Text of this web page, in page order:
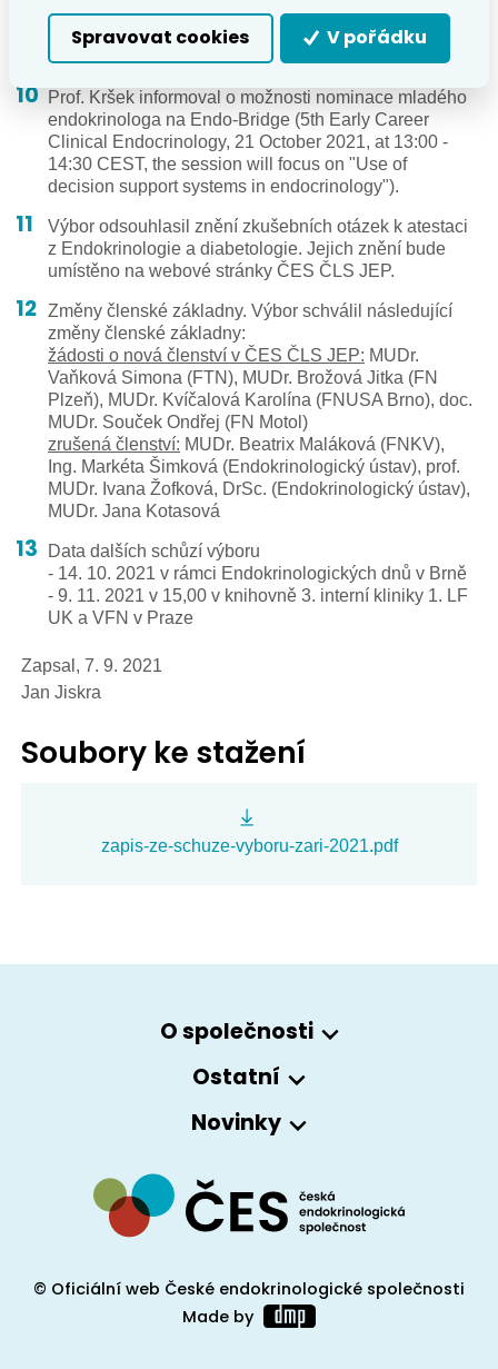
Neumann, která bude o této problematice se
sexuology, endokrinology a dalšími kompetentními
orgány dále jednat.
Prof. Kršek informoval o možnosti nominace mladého
endokrinologa na Endo-Bridge (5th Early Career
Clinical Endocrinology, 21 October 2021, at 13:00 -
14:30 CEST, the session will focus on "Use of
decision support systems in endocrinology").
Výbor odsouhlasil znění zkušebních otázek k atestaci
z Endokrinologie a diabetologie. Jejich znění bude
umístěno na webové stránky ČES ČLS JEP.
Změny členské základny. Výbor schválil následující
změny členské základny:
žádosti o nová členství v ČES ČLS JEP: MUDr.
Vaňková Simona (FTN), MUDr. Brožová Jitka (FN
Plzeň), MUDr. Kvíčalová Karolína (FNUSA Brno), doc.
MUDr. Souček Ondřej (FN Motol)
zrušená členství: MUDr. Beatrix Maláková (FNKV),
Ing. Markéta Šimková (Endokrinologický ústav), prof.
MUDr. Ivana Žofková, DrSc. (Endokrinologický ústav),
MUDr. Jana Kotasová
Data dalších schůzí výboru
- 14. 10. 2021 v rámci Endokrinologických dnů v Brně
- 9. 11. 2021 v 15,00 v knihovně 3. interní kliniky 1. LF
UK a VFN v Praze
Zapsal, 7. 9. 2021
Jan Jiskra
Soubory ke stažení
zapis-ze-schuze-vyboru-zari-2021.pdf
O společnosti
Ostatní
Novinky
© Oficiální web České endokrinologické společnosti
Made by
Spravovat cookies V pořádku